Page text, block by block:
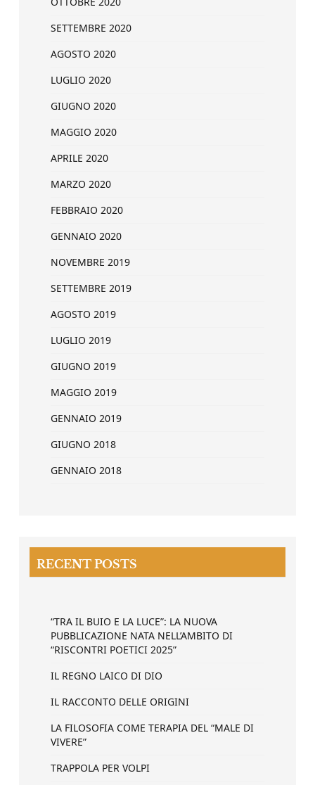
SETTEMBRE 2020
AGOSTO 2020
LUGLIO 2020
GIUGNO 2020
MAGGIO 2020
APRILE 2020
MARZO 2020
FEBBRAIO 2020
GENNAIO 2020
NOVEMBRE 2019
SETTEMBRE 2019
AGOSTO 2019
LUGLIO 2019
GIUGNO 2019
MAGGIO 2019
GENNAIO 2019
GIUGNO 2018
GENNAIO 2018
RECENT POSTS
“TRA IL BUIO E LA LUCE”: LA NUOVA
PUBBLICAZIONE NATA NELL’AMBITO DI
“RISCONTRI POETICI 2025”
IL REGNO LAICO DI DIO
IL RACCONTO DELLE ORIGINI
LA FILOSOFIA COME TERAPIA DEL “MALE DI
VIVERE”
TRAPPOLA PER VOLPI